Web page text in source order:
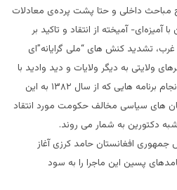
مباحث داخلی و حتا پشت پرده‌ی معادلات
آمیزه‌ای- آمیخته از انتقاد و تاکید بر
غرب، تشدید کنش های “ملی گرایانه”‌ای
ولایتی به دیگر ولایات و دید وادید با
سران قومی، سرعت بخشیدن به انجام برنامه‌ هایی که از سال ۱۳۸۲ به این
های سیاسی مخالف حکومت مورد انتقاد
دکتورین به شمار می روند.
جمهوری افغانستان حامد کرزی آغاز
پسین این ماجرا را به سود